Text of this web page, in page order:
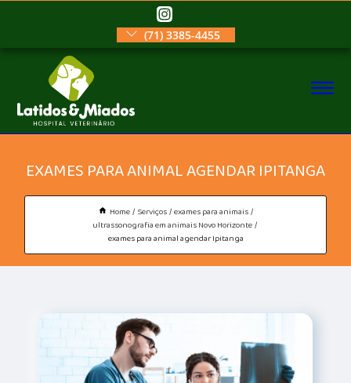
(71) 3385-4455
EXAMES PARA ANIMAL AGENDAR IPITANGA
Home Serviços exames para animais
ultrassonografia em animais Novo Horizonte
exames para animal agendar Ipitanga